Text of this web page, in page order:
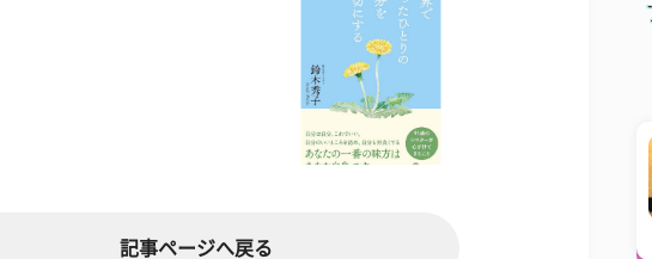
記事ページへ戻る